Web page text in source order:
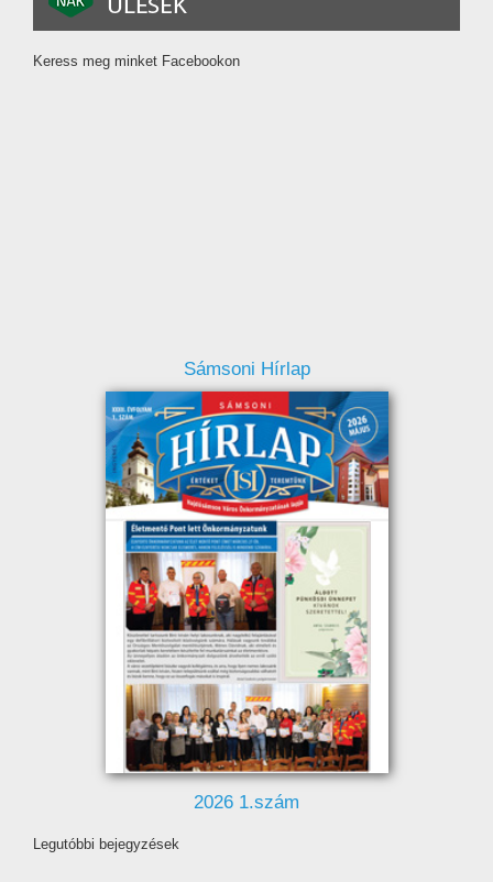
Keress meg minket Facebookon
Sámsoni Hírlap
2026 1.szám
Legutóbbi bejegyzések